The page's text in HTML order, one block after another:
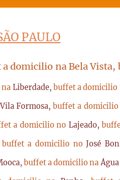
PAULO
a domicilio na Bela
Liberdade, buffet a domicilio
Vila Formosa,buffet a domicilio
a domicilio no Lajeado,
buffet a domicilio noJosé
buffet a domicilio naÁgua